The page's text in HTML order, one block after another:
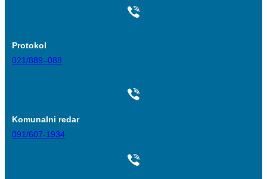
Protokol
021/889–088
Komunalni redar
091/607-1934